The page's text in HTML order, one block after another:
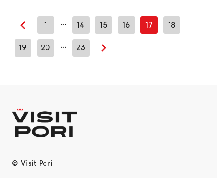
Previous page
1 … 14 15 16 17 18
19 20 … 23
© Visit Pori